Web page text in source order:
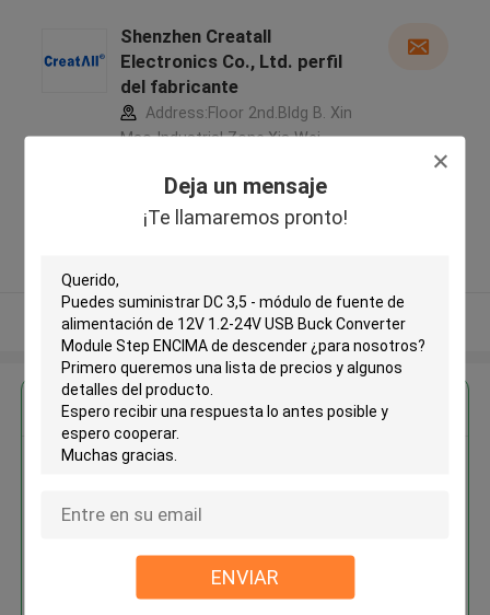
Deja un mensaje
¡Te llamaremos pronto!
ENVIAR
Shenzhen Creatall
Electronics Co., Ltd. perfil
del fabricante
Address:Floor 2nd.Bldg B. Xin
Mao Industrial Zone,Xia Wei
Shen Zhen City,Guang Dong
Province. China ,China
Vea más
Obtenga el mejor precio por
USB Buck Converter Module